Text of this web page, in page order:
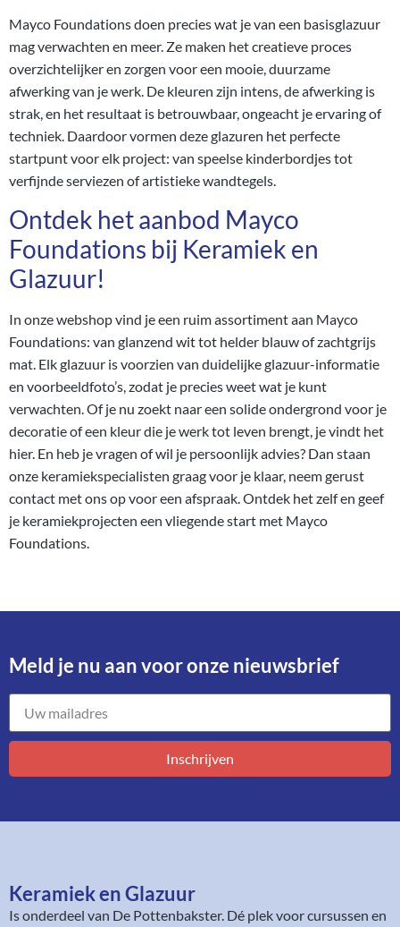
Mayco Foundations doen precies wat je van een basisglazuur
mag verwachten en meer. Ze maken het creatieve proces
overzichtelijker en zorgen voor een mooie, duurzame
afwerking van je werk. De kleuren zijn intens, de afwerking is
strak, en het resultaat is betrouwbaar, ongeacht je ervaring of
techniek. Daardoor vormen deze glazuren het perfecte
startpunt voor elk project: van speelse kinderbordjes tot
verfijnde serviezen of artistieke wandtegels.
Ontdek het aanbod Mayco
Foundations bij Keramiek en
Glazuur!
In onze webshop vind je een ruim assortiment aan Mayco
Foundations: van glanzend wit tot helder blauw of zachtgrijs
mat. Elk glazuur is voorzien van duidelijkeglazuur-informatie
en voorbeeldfoto’s, zodat je precies weet wat je kunt
verwachten. Of je nu zoekt naar een solide ondergrond voor je
decoratie of een kleur die je werk tot leven brengt, je vindt het
hier. En heb je vragen of wil je persoonlijk advies? Dan staan
onze keramiekspecialisten graag voor je klaar, neem gerust
contact met ons op voor een afspraak . Ontdek het zelf en geef
je keramiekprojecten een vliegende start met Mayco
Foundations.
Meld je nu aan voor onze nieuwsbrief​
Inschrijven
Keramiek en Glazuur​
Is onderdeel van De Pottenbakster. Dé plek voor cursussen en